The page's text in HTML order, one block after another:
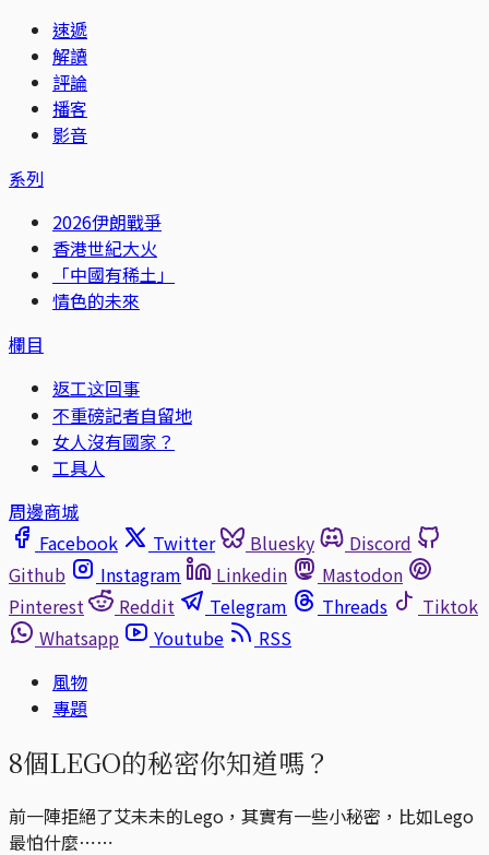
速遞
解讀
評論
播客
影音
系列
2026伊朗戰爭
香港世紀大火
「中國有稀土」
情色的未來
欄目
返工这回事
不重磅記者自留地
女人沒有國家？
工具人
周邊商城
Facebook
Twitter Bluesky
Discord
Github
Instagram Linkedin
Mastodon
Pinterest
Reddit Telegram Threads
Tiktok
Whatsapp
Youtube
RSS
風物
專題
8個LEGO的秘密你知道嗎？
前一陣拒絕了艾未未的Lego，其實有一些小秘密，比如Lego
最怕什麼⋯⋯